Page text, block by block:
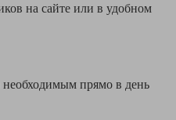
на сайте или в удобном
прямо в день